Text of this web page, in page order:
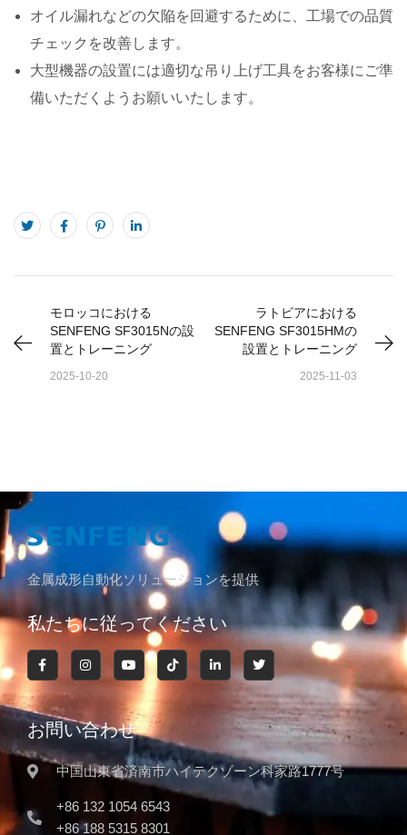
オイル漏れなどの欠陥を回避するために、工場での品質
チェックを改善します。
大型機器の設置には適切な吊り上げ工具をお客様にご準
備いただくようお願いいたします。
モロッコにおける
SENFENG SF3015Nの設
置とトレーニング
2025-10-20
ラトビアにおける
SENFENG SF3015HMの
設置とトレーニング
2025-11-03
金属成形自動化ソリューションを提供
私たちに従ってください
お問い合わせ
中国山東省済南市ハイテクゾーン科家路1777号
+86 132 1054 6543
+86 188 5315 8301